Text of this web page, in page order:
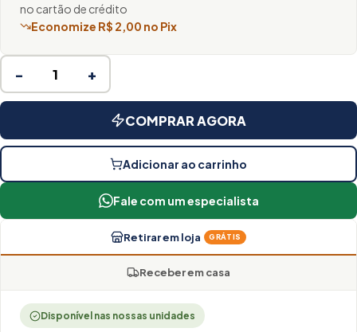
no cartão de crédito
Economize R$ 2,00 no Pix
− +
COMPRAR AGORA
Adicionar ao carrinho
Fale com um especialista
Retirar em loja GRÁTIS
Receber em casa
Disponível nas nossas unidades